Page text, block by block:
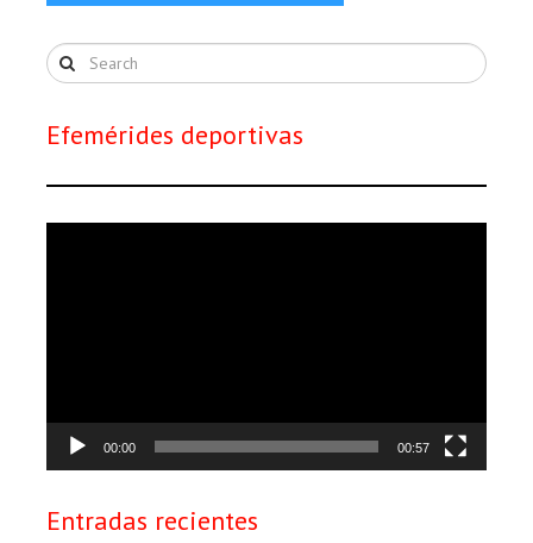
Efemérides deportivas
00:00 00:57
Entradas recientes